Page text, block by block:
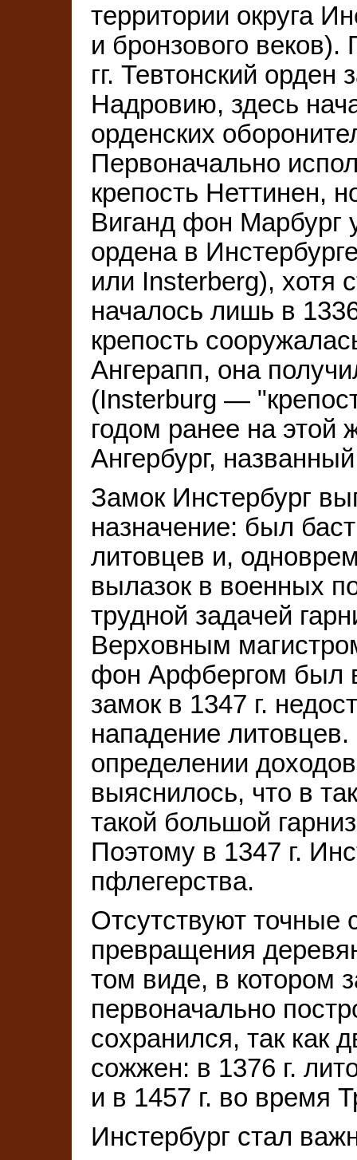
территории округа
и бронзового веков).
гг. Тевтонский орден
Надровию, здесь
орденских
Первоначально
крепость Неттинен,
Виганд фон Марбург
ордена в
или Insterberg), хотя
началось лишь в
крепость
Ангерапп, она
(Insterburg —
годом ранее на этой
Ангербург,
Замок Инстербург
назначение: был
литовцев и,
вылазок в военных
трудной задачей
Верховным
фон Арфбергом был
замок в 1347 г.
нападение
определении
выяснилось, что в
такой большой
Поэтому в 1347 г.
пфлегерства.
Отсутствуют точные
превращения
том виде, в котором
первоначально
сохранился, так как
сожжен: в 1376 г.
и в 1457 г. во время
Инстербург стал